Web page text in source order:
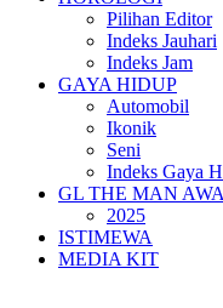
Pilihan Editor
Indeks Jauhari
Indeks Jam
GAYA HIDUP
Automobil
Ikonik
Seni
Indeks Gaya
GL THE MAN
2025
ISTIMEWA
MEDIA KIT